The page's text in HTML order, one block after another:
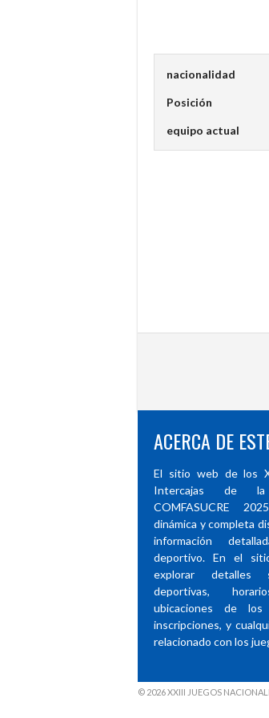
nacionalidad
Posición
equipo actual
ACERCA DE
El sitio web de los
Intercajas de la
COMFASUCRE
dinámica y completa
información
deportivo. En el
explorar detalles
deportivas,
ubicaciones de los
inscripciones, y
relacionado con los
© 2026 XXIII JUEGOS